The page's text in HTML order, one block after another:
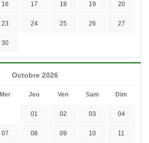
16 17 18 19 20
23 24 25 26 27
30
Octobre 2026
Mer Jeu Ven Sam Dim
01 02 03 04
07 08 09 10 11